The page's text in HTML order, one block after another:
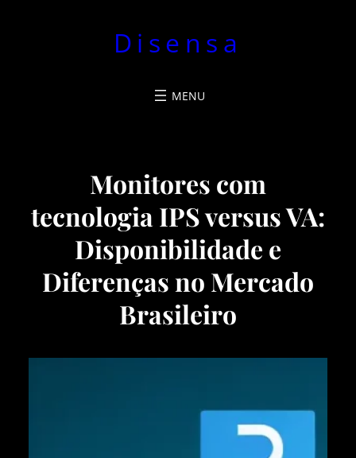
Disensa
Monitores com
tecnologia IPS versus VA:
Disponibilidade e
Diferenças no Mercado
Brasileiro